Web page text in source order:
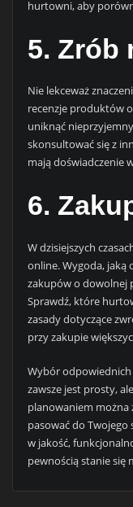
hurtowni, aby
5. Zrób
Nie lekceważ
recenzje produktów
uniknąć
skonsultować się z
mają doświadczenie
6.
W dzisiejszych
online. Wygoda, jaką
zakupów o dowolnej
Sprawdź, które
zasady dotyczące
przy zakupie
Wybór
zawsze jest prosty,
planowaniem można
pasować do
w jakość,
pewnością stanie się